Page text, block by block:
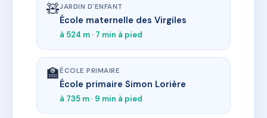
🧸JARDIN D'ENFANT
École maternelle des Virgiles
à 524 m · 7 min à pied
🏫ÉCOLE PRIMAIRE
École primaire Simon Lorière
à 735 m · 9 min à pied